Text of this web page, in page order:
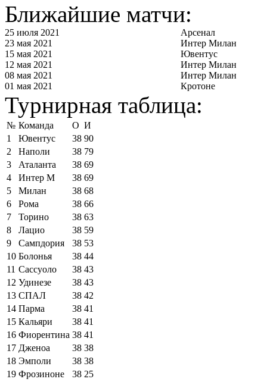
Ближайшие матчи:
25 июля 2021
Арсенал
23 мая 2021
Интер Милан
15 мая 2021
Ювентус
12 мая 2021
Интер Милан
08 мая 2021
Интер Милан
01 мая 2021
Кротоне
Турнирная таблица:
№ Команда О И
1
Ювентус 38 90
2
Наполи 38 79
3
Аталанта 38 69
4
Интер М 38 69
5
Милан 38 68
6
Рома 38 66
7
Торино 38 63
8
Лацио 38 59
9
Сампдория 38 53
10 Болонья 38 44
11 Сассуоло 38 43
12 Удинезе 38 43
13 СПАЛ 38 42
14 Парма 38 41
15 Кальяри 38 41
16 Фиорентина 38 41
17 Дженоа 38 38
18 Эмполи 38 38
19 Фрозиноне 38 25